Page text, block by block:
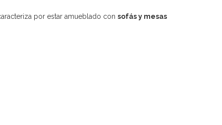
por estar amueblado con sofás y mesas